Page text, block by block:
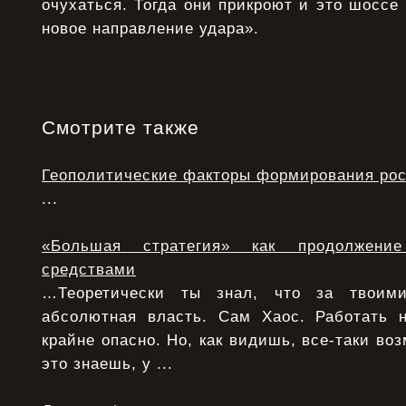
очухаться. Тогда они прикроют и это
новое направление удара».
Смотрите также
Геополитические факторы формирования
...
«Большая стратегия» как
средствами
…Теоретически ты знал, что за
абсолютная власть. Сам Хаос. Работать
крайне опасно. Но, как видишь, все-таки
это знаешь, у ...